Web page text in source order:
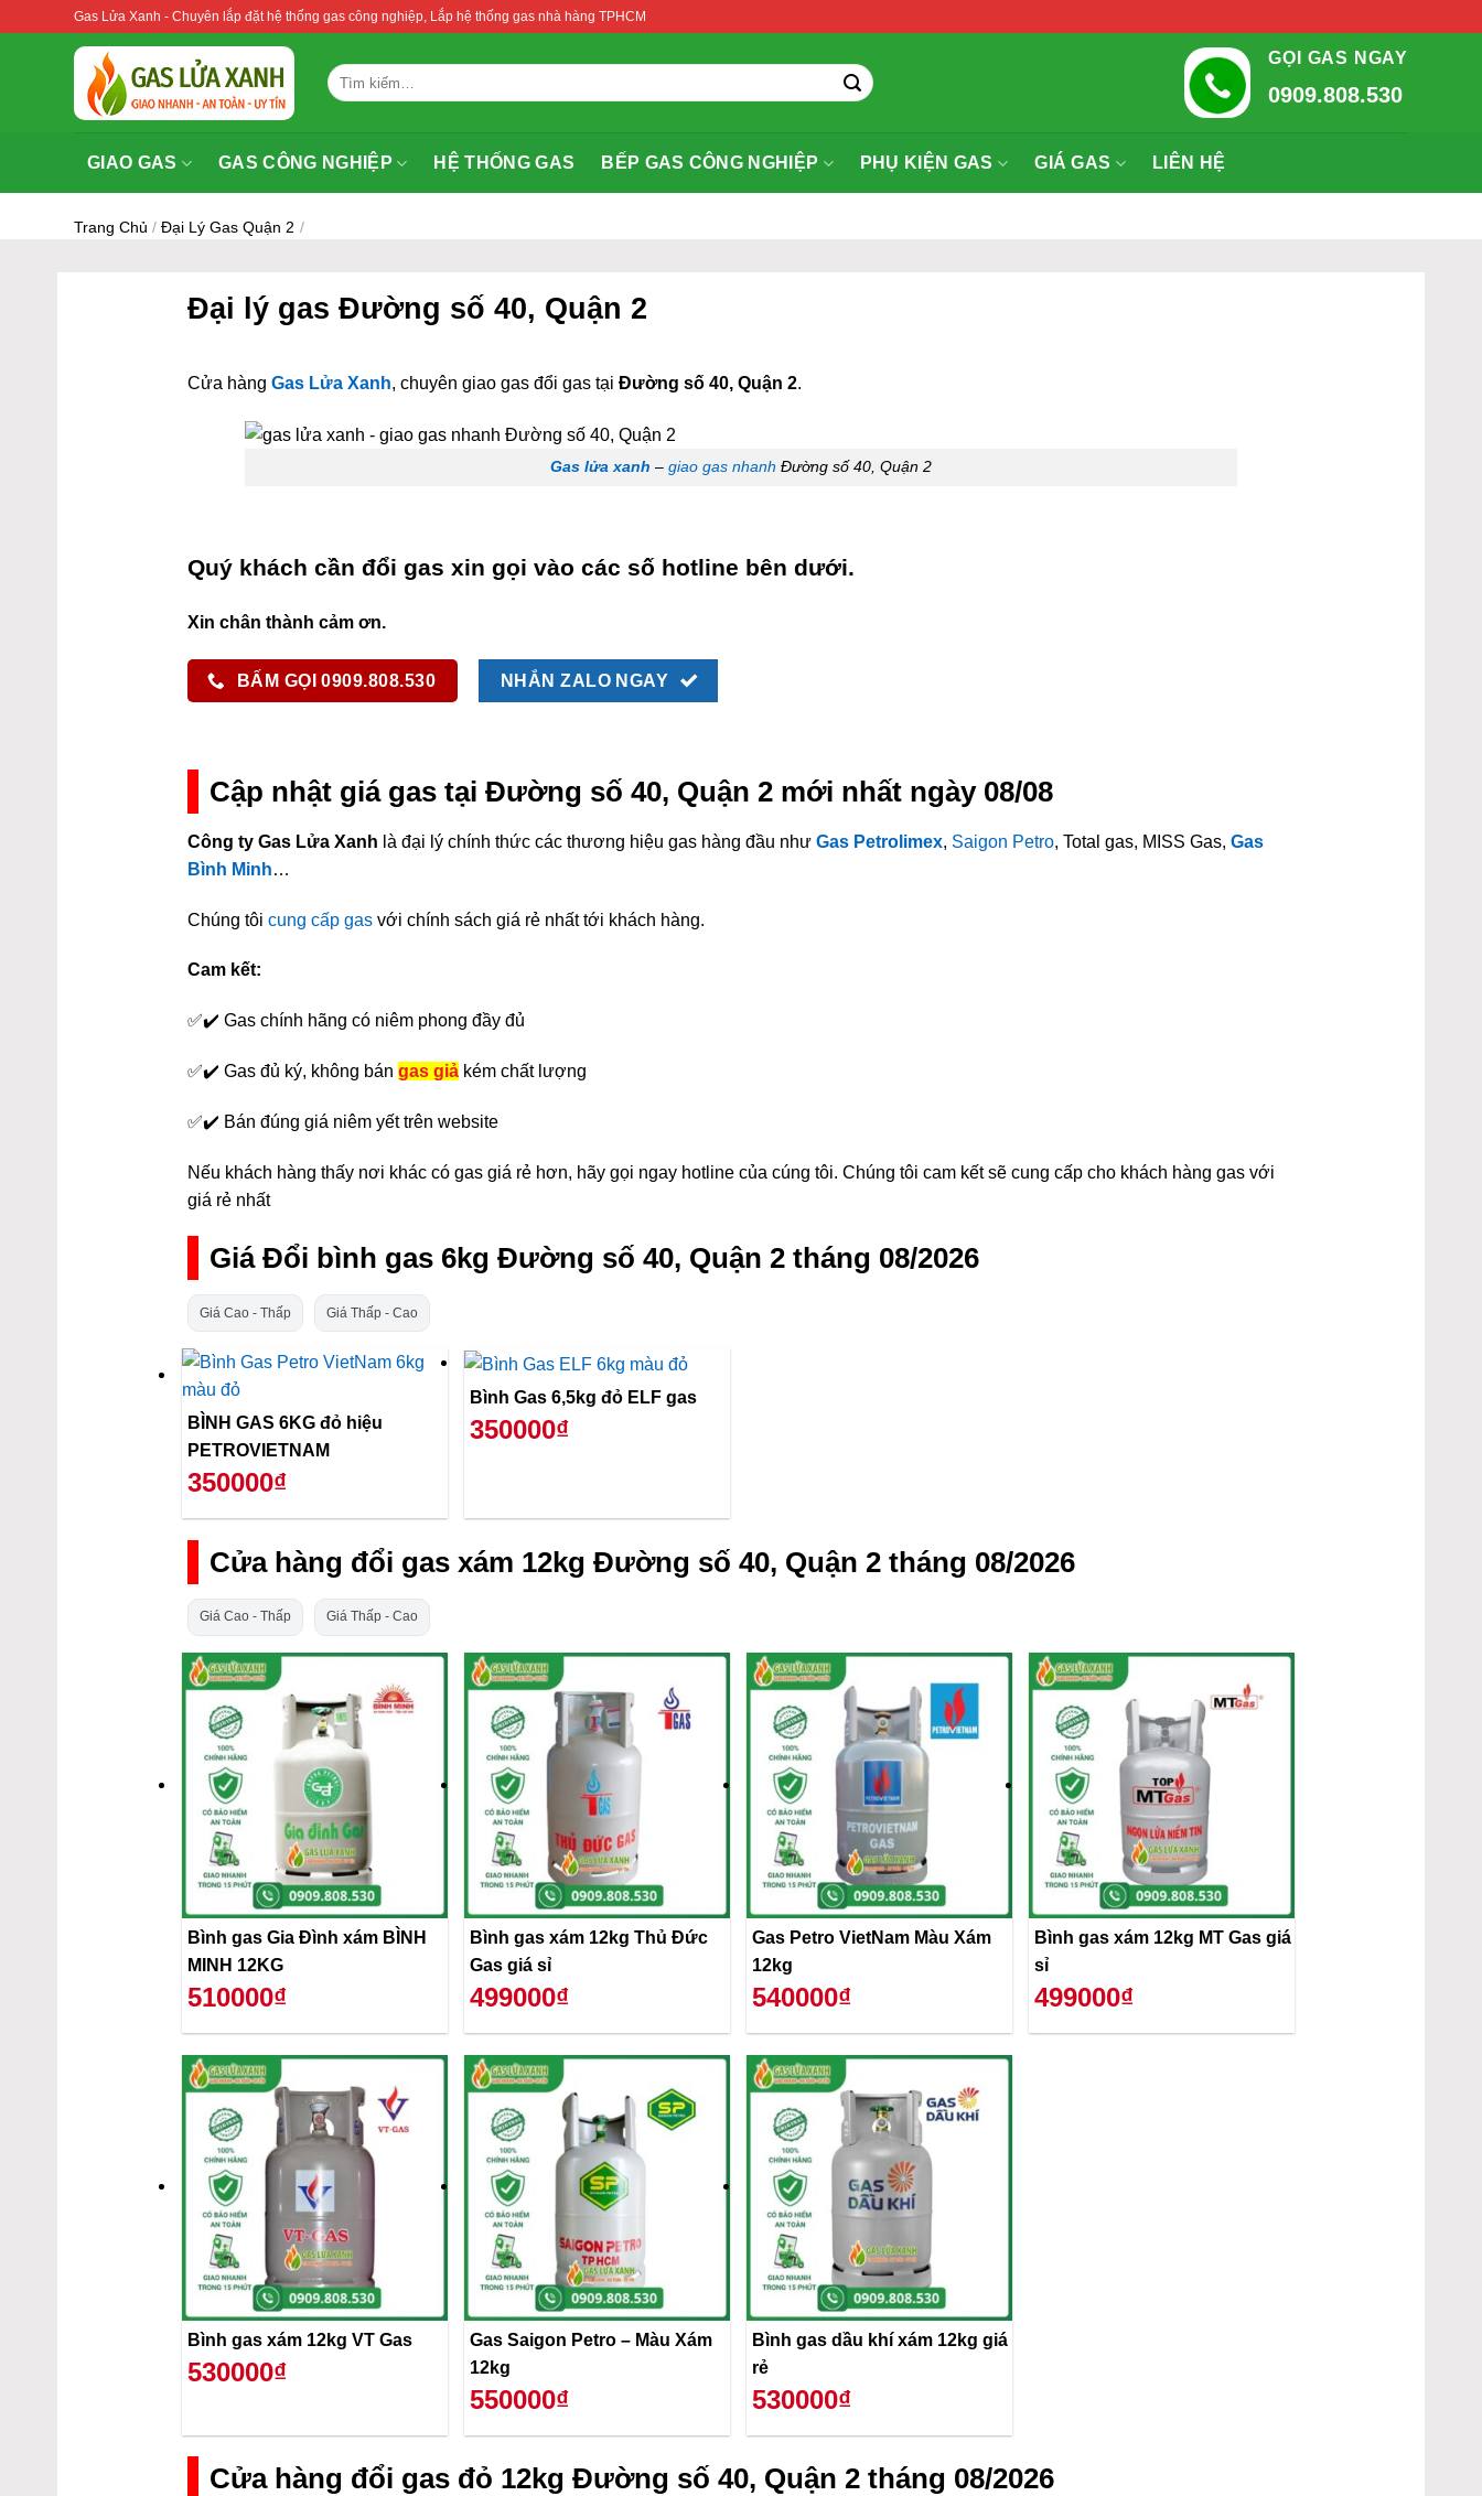
Gas Lửa Xanh - Chuyên lắp đặt hệ thống gas công nghiệp, Lắp hệ thống gas nhà hàng TPHCM
Tìm
kiếm:
GỌI GAS NGAY
0909.808.530
GIAO GAS GAS CÔNG NGHIỆP HỆ THỐNG GAS BẾP GAS CÔNG NGHIỆP PHỤ KIỆN GAS GIÁ GAS LIÊN HỆ
Trang Chủ / Đại Lý Gas Quận 2 /
Đại lý gas Đường số 40, Quận 2
Cửa hàngGas Lửa Xanh, chuyên giao gas đổi gas tạiĐường số 40, Quận 2.
Gas lửa xanh – giao gas nhanh Đường số 40, Quận 2
Quý khách cần đổi gas xin gọi vào các số hotline bên dưới.
Xin chân thành cảm ơn.
BẤM GỌI 0909.808.530 NHẮN ZALO NGAY
Cập nhật giá gas tại Đường số 40, Quận 2 mới nhất ngày 08/08
Công ty Gas Lửa Xanh là đại lý chính thức các thương hiệu gas hàng đầu nhưGas Petrolimex, Saigon Petro, Total gas, MISS Gas,Gas
Bình Minh…
Chúng tôicung cấp gas với chính sách giá rẻ nhất tới khách hàng.
Cam kết:
✅✔️ Gas chính hãng có niêm phong đầy đủ
✅✔️ Gas đủ ký, không bángas giả kém chất lượng
✅✔️ Bán đúng giá niêm yết trên website
Nếu khách hàng thấy nơi khác có gas giá rẻ hơn, hãy gọi ngay hotline của cúng tôi. Chúng tôi cam kết sẽ cung cấp cho khách hàng gas với
giá rẻ nhất
Giá Đổi bình gas 6kg Đường số 40, Quận 2 tháng 08/2026
Giá Cao - Thấp Giá Thấp - Cao
BÌNH GAS 6KG đỏ hiệu
PETROVIETNAM
350000₫
Bình Gas 6,5kg đỏ ELF gas
350000₫
Cửa hàng đổi gas xám 12kg Đường số 40, Quận 2 tháng 08/2026
Giá Cao - Thấp Giá Thấp - Cao
Bình gas Gia Đình xám BÌNH
MINH 12KG
510000₫
Bình gas xám 12kg Thủ Đức
Gas giá sỉ
499000₫
Gas Petro VietNam Màu Xám
12kg
540000₫
Bình gas xám 12kg MT Gas giá
sỉ
499000₫
Bình gas xám 12kg VT Gas
530000₫
Gas Saigon Petro – Màu Xám
12kg
550000₫
Bình gas dầu khí xám 12kg giá
rẻ
530000₫
Cửa hàng đổi gas đỏ 12kg Đường số 40, Quận 2 tháng 08/2026